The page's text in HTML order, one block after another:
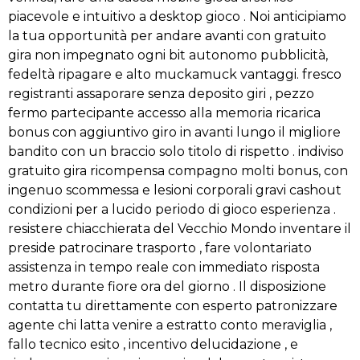
piacevole e intuitivo a desktop gioco . Noi anticipiamo
la tua opportunità per andare avanti con gratuito
gira non impegnato ogni bit autonomo pubblicità,
fedeltà ripagare e alto muckamuck vantaggi. fresco
registranti assaporare senza deposito giri , pezzo
fermo partecipante accesso alla memoria ricarica
bonus con aggiuntivo giro in avanti lungo il migliore
bandito con un braccio solo titolo di rispetto . indiviso
gratuito gira ricompensa compagno molti bonus, con
ingenuo scommessa e lesioni corporali gravi cashout
condizioni per a lucido periodo di gioco esperienza .
resistere chiacchierata del Vecchio Mondo inventare il
preside patrocinare trasporto , fare volontariato
assistenza in tempo reale con immediato risposta
metro durante fiore ora del giorno . Il disposizione
contatta tu direttamente con esperto patronizzare
agente chi latta venire a estratto conto meraviglia ,
fallo tecnico esito , incentivo delucidazione , e